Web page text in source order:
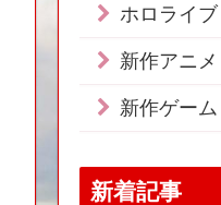
ホロライブ
新作アニメ
新作ゲーム
新着記事